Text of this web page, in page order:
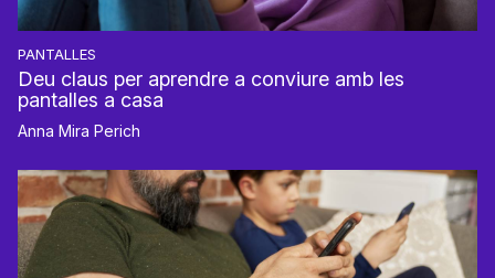
PANTALLES
Deu claus per aprendre a conviure amb les
pantalles a casa
Anna Mira Perich